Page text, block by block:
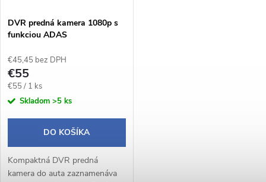
e
p
r
o
d
s
p
r
o
u
DVR predná kamera 1080p s
funkciou ADAS
€45,45 bez DPH
€55
Jednotková
cena:
€55 / 1 ks
Skladom >5 ks
DO KOŠÍKA
Kompaktná DVR predná
kamera do auta zaznamenáva